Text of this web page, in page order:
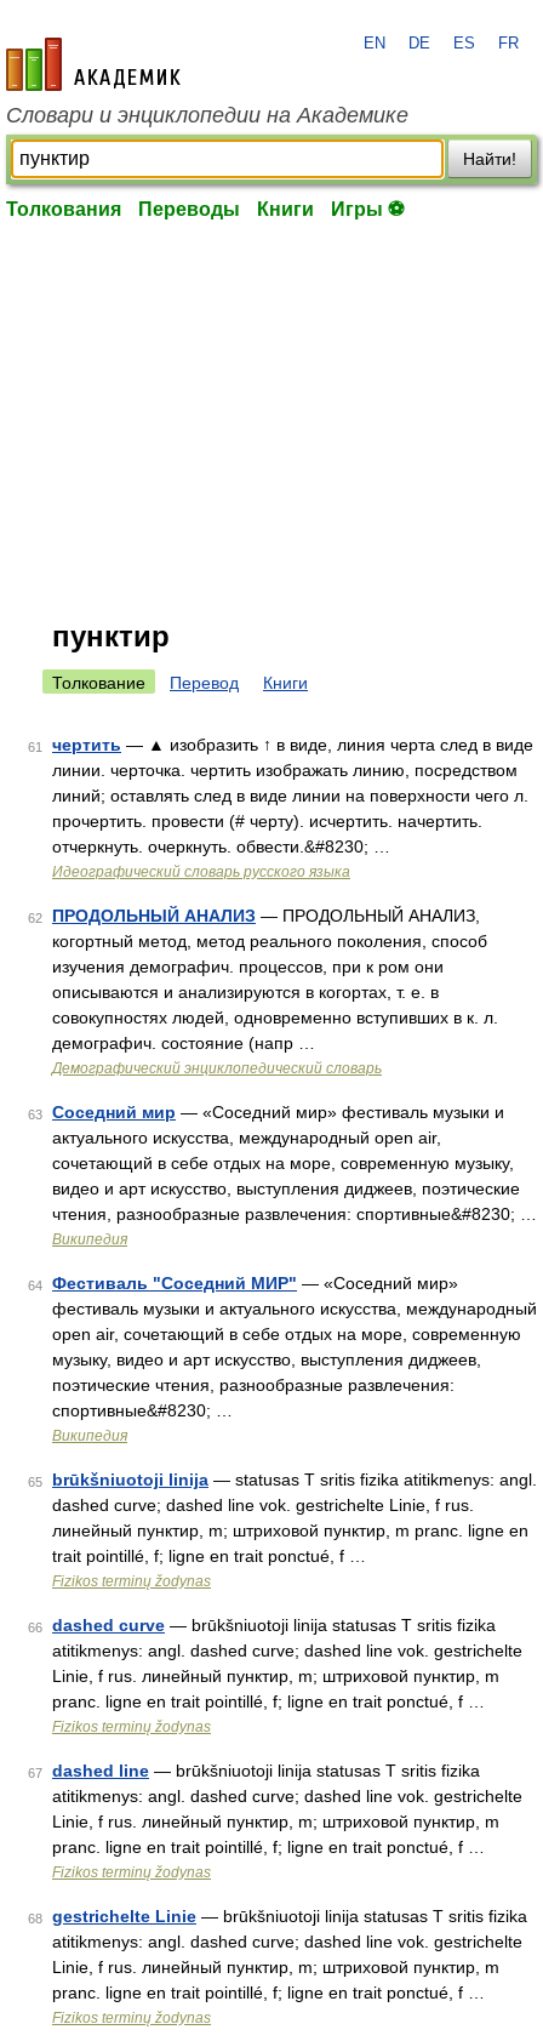
academic.ru
EN DE ES FR
Словари и энциклопедии на Академике
Найти!
Толкования Переводы Книги Игры ⚽
пунктир
Толкование Перевод Книги
61 чертить — ▲ изобразить ↑ в виде, линия черта след в виде
линии. черточка. чертить изображать линию, посредством
линий; оставлять след в виде линии на поверхности чего л.
прочертить. провести (# черту). исчертить. начертить.
отчеркнуть. очеркнуть. обвести.&#8230; …
Идеографический словарь русского языка
62 ПРОДОЛЬНЫЙ АНАЛИЗ — ПРОДОЛЬНЫЙ АНАЛИЗ,
когортный метод, метод реального поколения, способ
изучения демографич. процессов, при к ром они
описываются и анализируются в когортах, т. е. в
совокупностях людей, одновременно вступивших в к. л.
демографич. состояние (напр …
Демографический энциклопедический словарь
63 Соседний мир — «Соседний мир» фестиваль музыки и
актуального искусства, международный open air,
сочетающий в себе отдых на море, cовременную музыку,
видео и арт искусство, выступления диджеев, поэтические
чтения, разнообразные развлечения: спортивные&#8230; …
Википедия
64 Фестиваль "Соседний МИР" — «Соседний мир»
фестиваль музыки и актуального искусства, международный
open air, сочетающий в себе отдых на море, cовременную
музыку, видео и арт искусство, выступления диджеев,
поэтические чтения, разнообразные развлечения:
спортивные&#8230; …
Википедия
65 brūkšniuotoji linija — statusas T sritis fizika atitikmenys: angl.
dashed curve; dashed line vok. gestrichelte Linie, f rus.
линейный пунктир, m; штриховой пунктир, m pranc. ligne en
trait pointillé, f; ligne en trait ponctué, f …
Fizikos terminų žodynas
66 dashed curve — brūkšniuotoji linija statusas T sritis fizika
atitikmenys: angl. dashed curve; dashed line vok. gestrichelte
Linie, f rus. линейный пунктир, m; штриховой пунктир, m
pranc. ligne en trait pointillé, f; ligne en trait ponctué, f …
Fizikos terminų žodynas
67 dashed line — brūkšniuotoji linija statusas T sritis fizika
atitikmenys: angl. dashed curve; dashed line vok. gestrichelte
Linie, f rus. линейный пунктир, m; штриховой пунктир, m
pranc. ligne en trait pointillé, f; ligne en trait ponctué, f …
Fizikos terminų žodynas
68 gestrichelte Linie — brūkšniuotoji linija statusas T sritis fizika
atitikmenys: angl. dashed curve; dashed line vok. gestrichelte
Linie, f rus. линейный пунктир, m; штриховой пунктир, m
pranc. ligne en trait pointillé, f; ligne en trait ponctué, f …
Fizikos terminų žodynas